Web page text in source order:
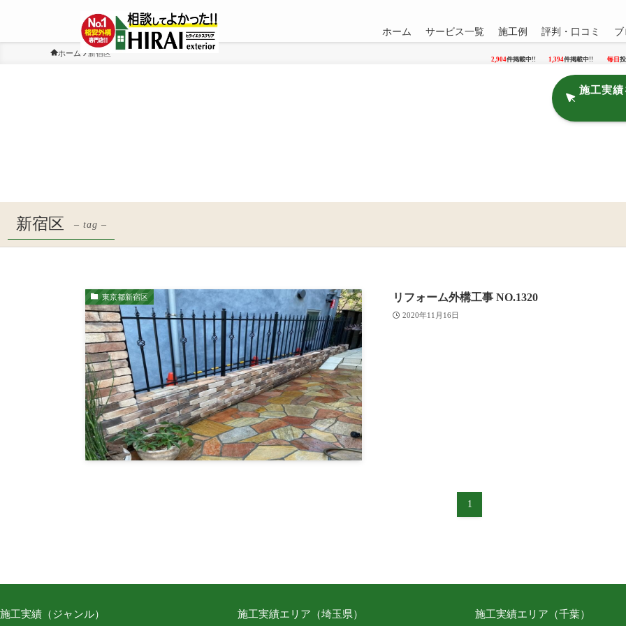
ホーム サービス一覧 施工例
2,904件掲載中!!
評判・口コミ
1,394件掲載中!!
ブ
毎日
ホーム 新宿区
施工実
新宿区 – tag –
東京都新宿区 リフォーム外構工事 NO.1320
2020年11月16日
1
施工実績（ジャンル） 施工実績エリア（埼玉県） 施工実績エリア（千葉）